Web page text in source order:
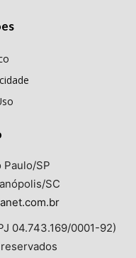
Paulo/SP
SC
04.743.169/0001-92)